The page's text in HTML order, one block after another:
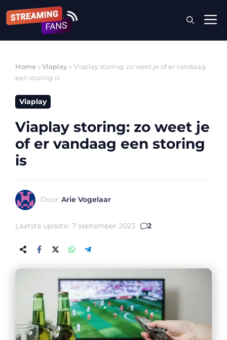
naar
Home »Viaplay »Viaplay storing: zo weet je of er vandaag
een storing is
Viaplay
Viaplay storing: zo weet je
of er vandaag een storing
is
Door Arie Vogelaar
Laatste update: 7 september 2023 2